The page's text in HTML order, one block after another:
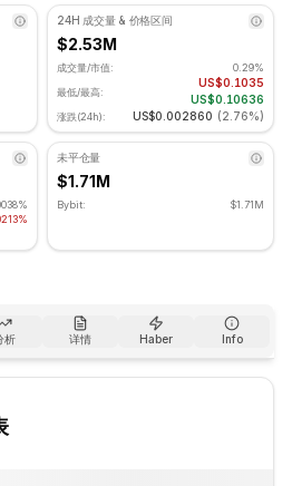
24H 成交量 & 价格区间
$2.53M
成交量/市值:
0.29%
最低/最高:
US$0.1035
US$0.10636
涨跌(24h): US$0.002860 (2.76%)
未平仓量
$1.71M
Bybit: $1.71M
析 详情 Haber Info